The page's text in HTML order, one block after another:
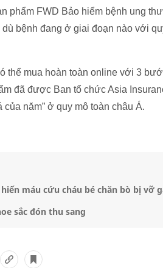
phẩm FWD Bảo hiểm bệnh ung
bệnh đang ở giai đoạn nào với
thể mua hoàn toàn online với 3
đã được Ban tổ chức Asia
năm” ở quy mô toàn châu Á.
máu cứu cháu bé chăn bò bị vỡ
sắc đón thu sang